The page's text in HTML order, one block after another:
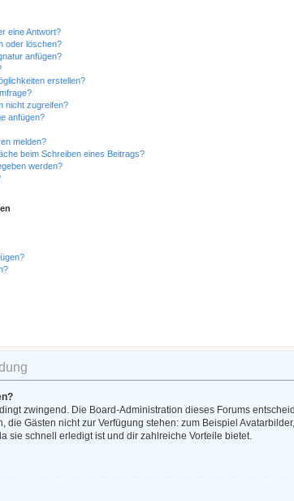
eine Antwort?
oder löschen?
anfügen?
erstellen?
nicht zugreifen?
anfügen?
melden?
beim Schreiben eines Beitrags?
werden?
zwingend. Die Board-Administration dieses Forums
die Gästen nicht zur Verfügung stehen: zum Beispiel
sie schnell erledigt ist und dir zahlreiche Vorteile bietet.